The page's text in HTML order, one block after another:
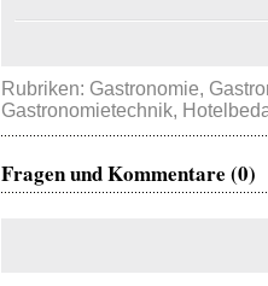
Rubriken: Gastronomie,
Gastronomietechnik,
Fragen und Kommentare (0)